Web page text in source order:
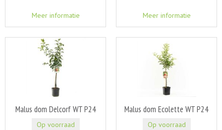
Meer informatie Meer informatie
Malus dom Delcorf WT P24
Op voorraad
Malus dom Ecolette WT P24
Op voorraad